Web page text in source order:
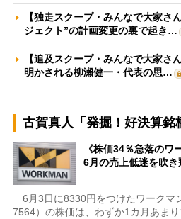
【独走スクープ・みんなで大家さ
ジェクト”の計画変更の裏で起き…
【追及スクープ・みんなで大家さ
明かされる柳瀬健一・代表の思…
古賀真人「発掘！好決算銘
《株価34％急落のワ
6月の売上低迷を吹
6月3日に8330円をつけたワークマ
7564）の株価は、わずか1カ月あま